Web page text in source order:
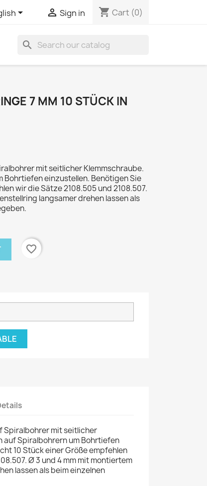
  Sign in shopping_cart Cart (0)
search
7 MM 10 STÜCK IN
mit seitlicher Klemmschraube.
Bohrtiefen einzustellen. Benötigen Sie
wir die Sätze 2108.505 und 2108.507.
langsamer drehen lassen als
favorite_border
Spiralbohrer mit seitlicher
auf Spiralbohrern um Bohrtiefen
10 Stück einer Größe empfehlen
Ø 3 und 4 mm mit montiertem
lassen als beim einzelnen